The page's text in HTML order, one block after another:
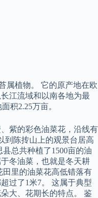
属植物。 它的原产地在欧
江流域和以南各地为最
积2.25万亩。
紫的彩色油菜花，沿线有
到陈抟山上的观景台居高
总共种植了1500亩的油
冬油菜，也就是冬天耕
里的油菜花高低错落有
过了1米7。 这属于典型
大、花期长的特点。 鉴